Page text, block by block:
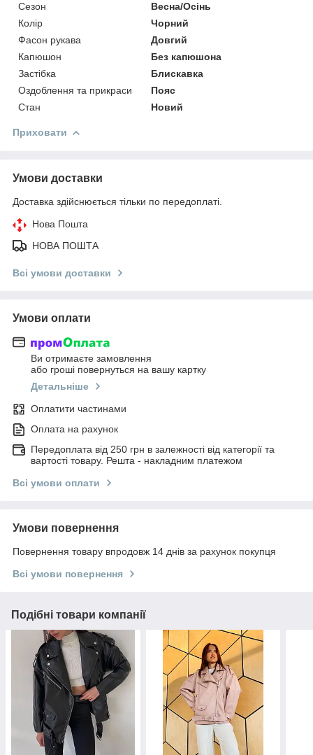
Сезон
Весна/Осінь
Колір
Чорний
Фасон рукава
Довгий
Капюшон
Без капюшона
Застібка
Блискавка
Оздоблення та прикраси
Пояс
Стан
Новий
Приховати
Умови доставки
Доставка здійснюється тільки по передоплаті.
Нова Пошта
НОВА ПОШТА
Всі умови доставки
Умови оплати
Ви отримаєте замовлення
або гроші повернуться на вашу картку
Детальніше
Оплатити частинами
Оплата на рахунок
Передоплата від 250 грн в залежності від категорії та
вартості товару. Решта - накладним платежом
Всі умови оплати
Умови повернення
Повернення товару впродовж 14 днів за рахунок покупця
Всі умови повернення
Подібні товари компанії